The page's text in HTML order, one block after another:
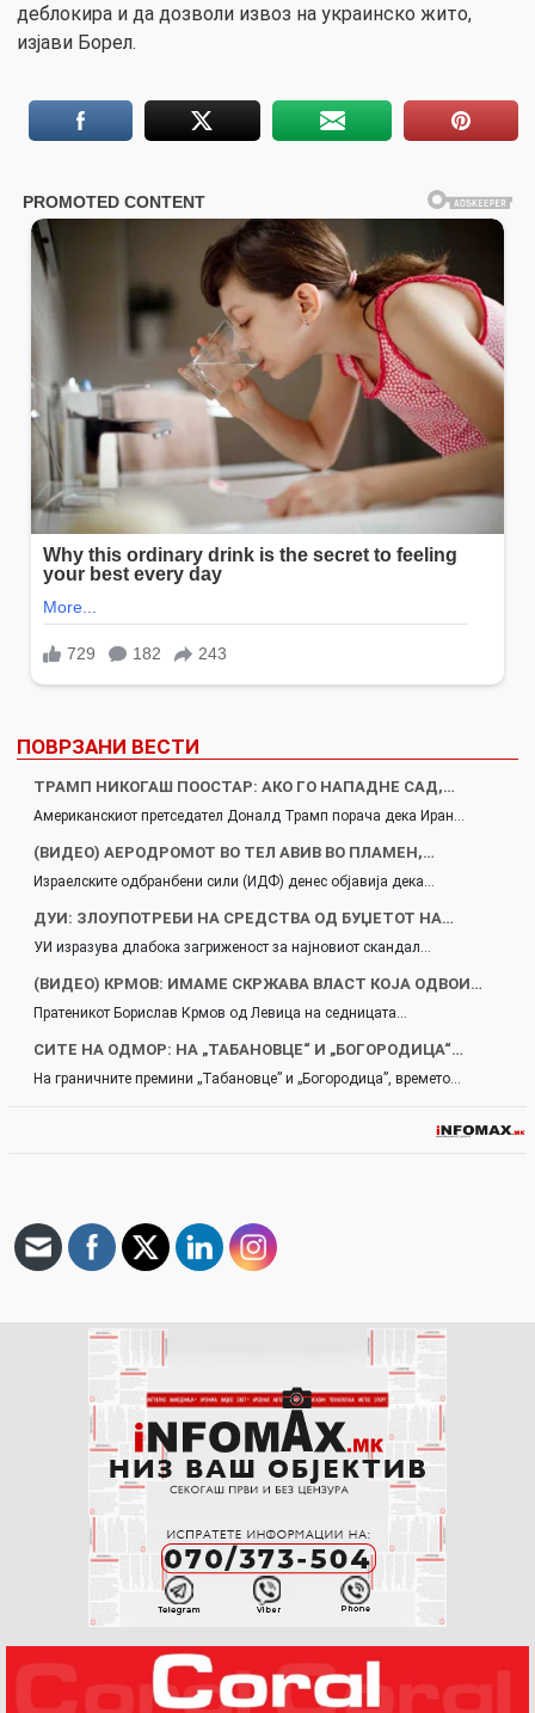
деблокира и да дозволи извоз на украинско жито,
изјави Борел.
ПОВРЗАНИ ВЕСТИ
ТРАМП НИКОГАШ ПООСТАР: АКО ГО НАПАДНЕ САД,…
Американскиот претседател Доналд Трамп порача дека Иран…
(ВИДЕО) АЕРОДРОМОТ ВО ТЕЛ АВИВ ВО ПЛАМЕН,…
Израелските одбранбени сили (ИДФ) денес објавија дека…
ДУИ: ЗЛОУПОТРЕБИ НА СРЕДСТВА ОД БУЏЕТОТ НА…
УИ изразува длабока загриженост за најновиот скандал…
(ВИДЕО) КРМОВ: ИМАМЕ СКРЖАВА ВЛАСТ КОЈА ОДВОИ…
Пратеникот Борислав Крмов од Левица на седницата…
СИТЕ НА ОДМОР: НА „ТАБАНОВЦЕ“ И „БОГОРОДИЦА“…
На граничните премини „Табановце” и „Богородица”, времето…